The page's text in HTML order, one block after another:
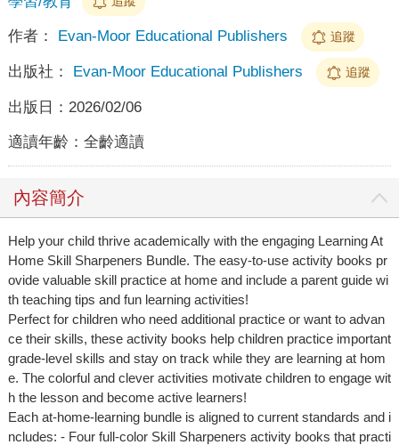
作者： Evan-Moor Educational Publishers 追蹤
出版社： Evan-Moor Educational Publishers 追蹤
出版日： 2026/02/06
適讀年齡： 全齡適讀
內容簡介
Help your child thrive academically with the engaging Learning At
Home Skill Sharpeners Bundle. The easy-to-use activity books pr
ovide valuable skill practice at home and include a parent guide wi
th teaching tips and fun learning activities!
Perfect for children who need additional practice or want to advan
ce their skills, these activity books help children practice important
grade-level skills and stay on track while they are learning at hom
e. The colorful and clever activities motivate children to engage wit
h the lesson and become active learners!
Each at-home-learning bundle is aligned to current standards and i
ncludes: - Four full-color Skill Sharpeners activity books that practi